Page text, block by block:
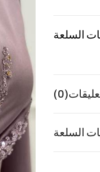
السلعة
(0)
السلعة